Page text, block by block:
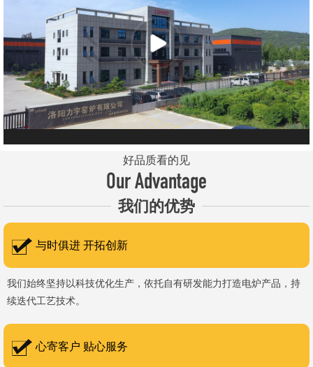
元件、高温窑具等。 历经二十余年市场积累，公司产品质量稳
定、性能可靠，应用场景覆盖高校、科研院所、工矿企业等领域，服
务于粉末、冶金、电子、煤炭、医药、陶瓷、玻璃、铝业、汽车、特
种新材料、耐火材料、新能源、航天航空、化工、金属烧结及金属热
处理等行业，产品覆盖国内多省市，并出口至海外多个国家和地
区。 近年来，公司通过理念更新、体制机制优化与科技创新，于
稳步增长，国内市场份额稳步提升，并获得质量诚信AAA 级企业荣
誉证书。 在产品技术方面，公司坚持精益求精、持续创新，自主
研发LYL系列节能精密型智能化电炉、窑炉产品，多项产品通过相关
权威认证。产品具备升温快、节能效果显著、温控精准、智能自动化
程度高、运行稳定、保温性能优良、全程电脑控制、可编程自动升降
盟CE认证。 公司凭借技术积累与产品优势，获得多项官方资质
认定：高新 技术企业、科技型中小企业、洛阳市企业研发中心（证
书编号：202207080）、河南省专精特新企业。 我们坚持以
科技促生产，以质量创品牌，以品牌创市场的战略发展，实现科学化
好品质看的见
Our Advantage
我们的优势
与时俱进 开拓创新
我们始终坚持以科技优化生产，依托自有研发能力打造电炉产品，持
续迭代工艺技术。
心寄客户 贴心服务